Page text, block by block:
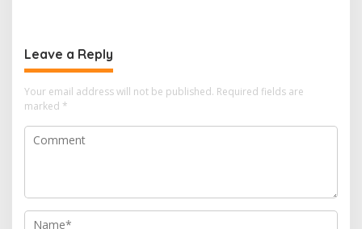
Leave a Reply
Your email address will not be published. Required fields are
marked *